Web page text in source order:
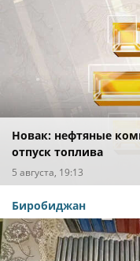
Новак: нефтяные
отпуск топлива
5 августа, 19:13
Биробиджан